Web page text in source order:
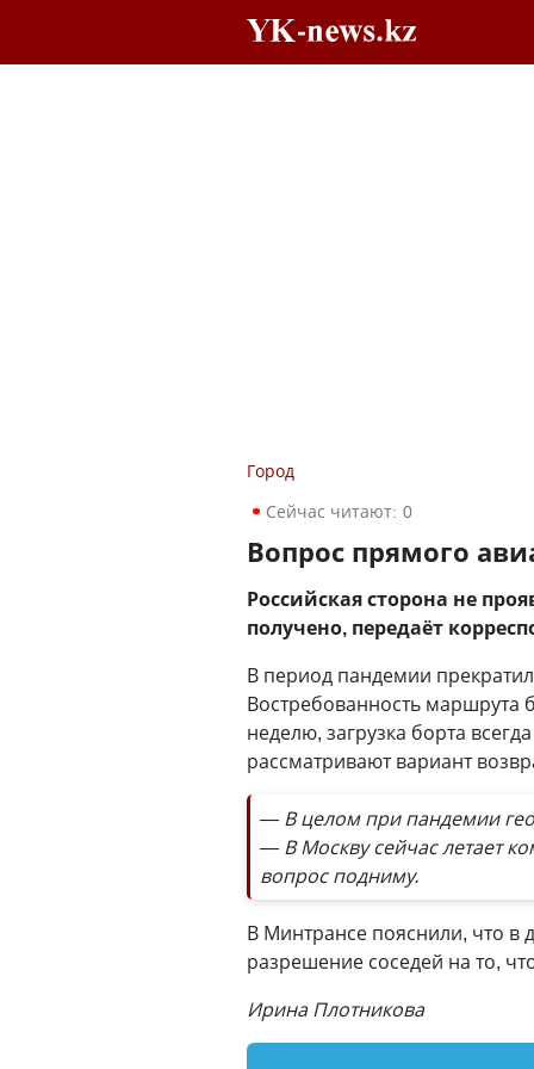
Город
Сейчас читают: 0
Вопрос прямого
Российская сторона не
получено, передаёт
В период пандемии
Востребованность маршрута
неделю, загрузка борта
рассматривают вариант
— В целом при пандемии
— В Москву сейчас летает
вопрос подниму.
В Минтрансе пояснили, что в
разрешение соседей на то,
Ирина Плотникова